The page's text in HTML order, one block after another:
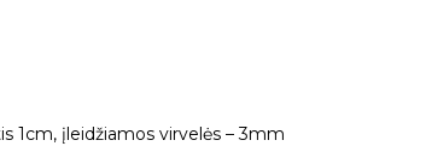
1cm, įleidžiamos virvelės – 3mm